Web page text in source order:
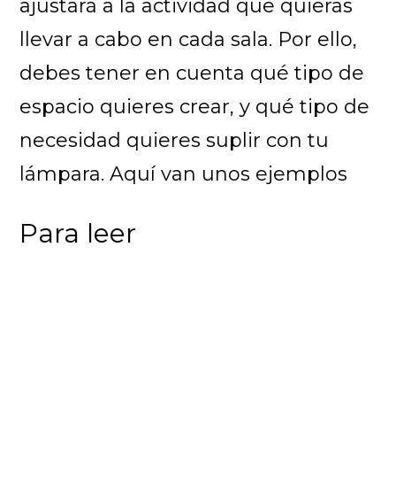
ajustará a la actividad que quieras
llevar a cabo en cada sala. Por ello,
debes tener en cuenta qué tipo de
espacio quieres crear, y qué tipo de
necesidad quieres suplir con tu
lámpara. Aquí van unos ejemplos
Para leer